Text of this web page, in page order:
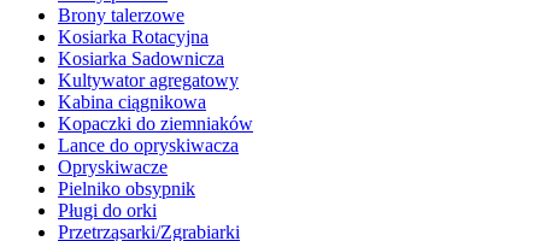
Brony talerzowe
Kosiarka Rotacyjna
Kosiarka Sadownicza
Kultywator agregatowy
Kabina ciągnikowa
Kopaczki do ziemniaków
Lance do opryskiwacza
Opryskiwacze
Pielniko obsypnik
Pługi do orki
Przetrząsarki/Zgrabiarki